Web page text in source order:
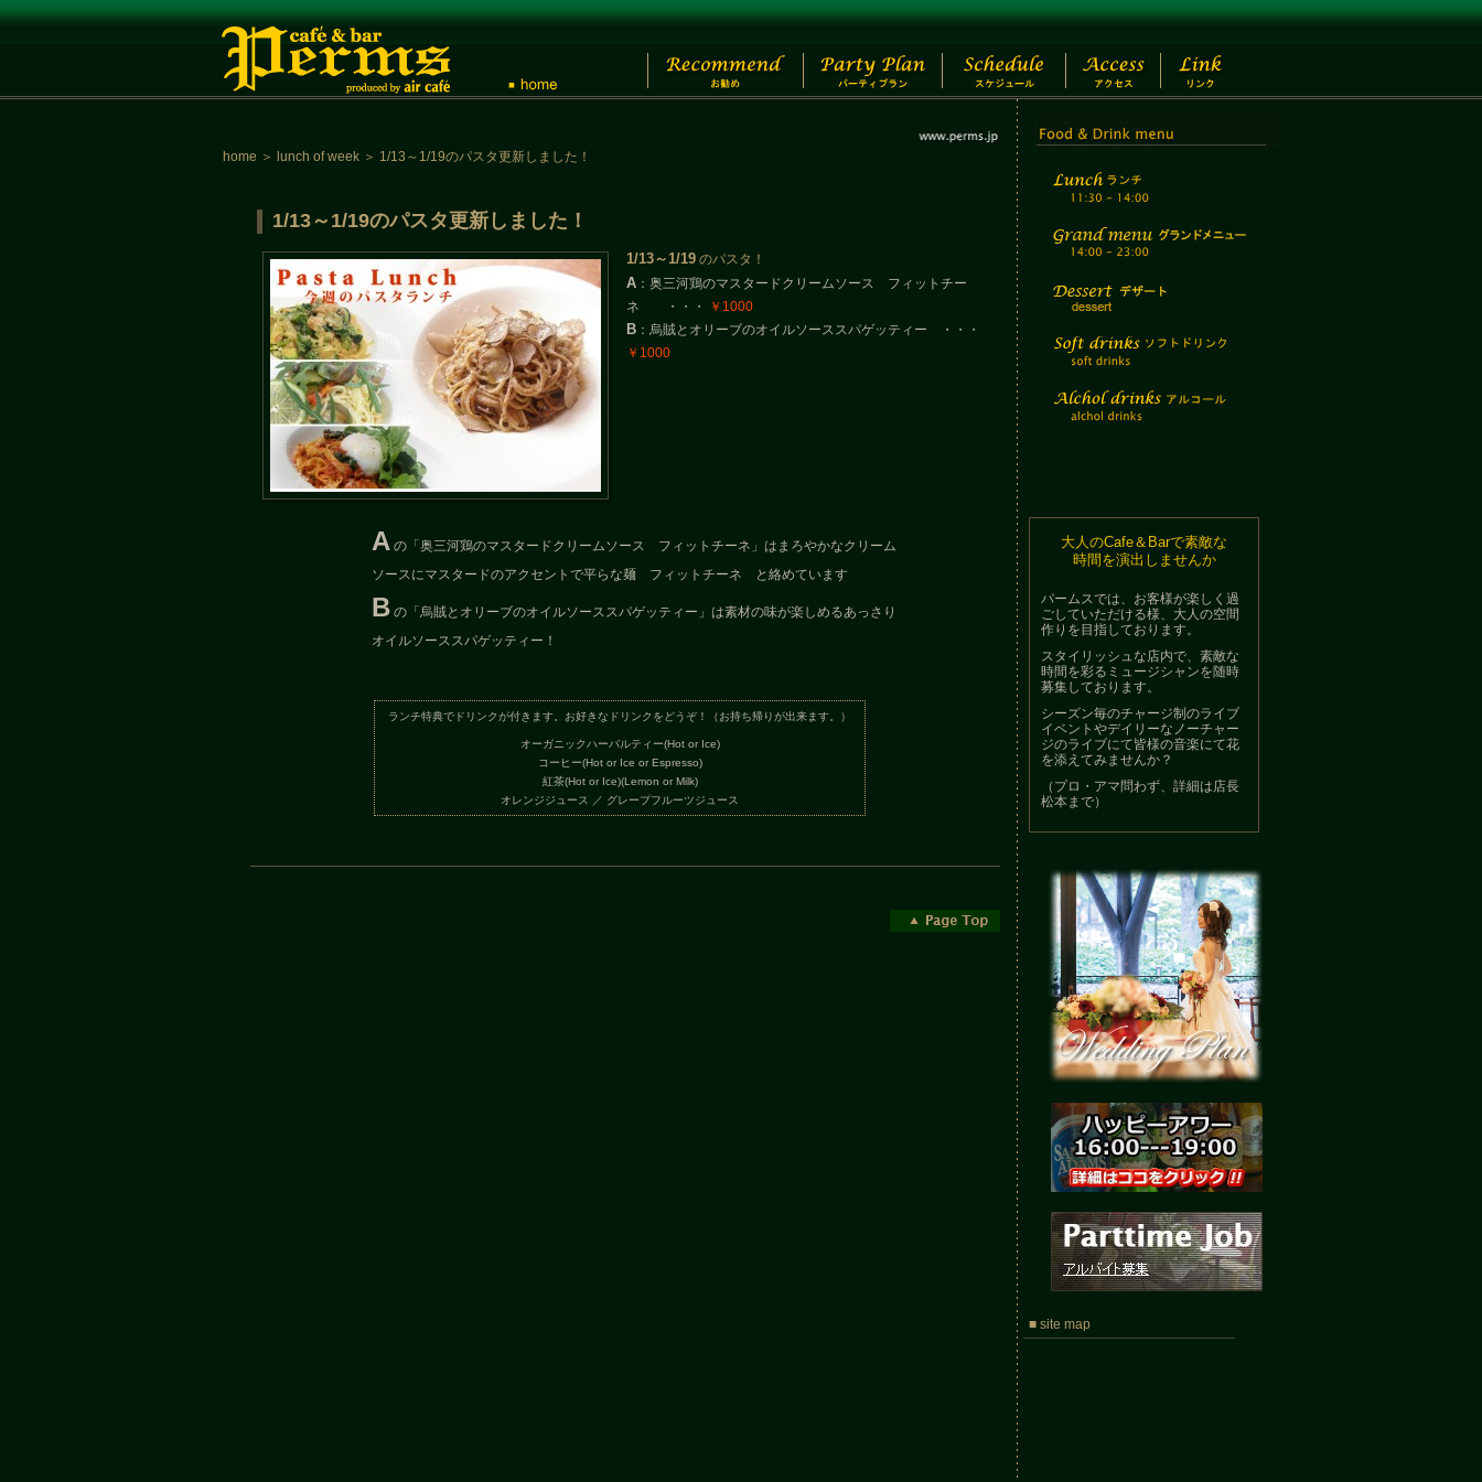
home ＞ lunch of week ＞ 1/13～1/19のパスタ更新しました！
1/13～1/19のパスタ更新しました！
1/13～1/19 のパスタ！
A ：奥三河鶏のマスタードクリームソース フィットチー
ネ ・・・
￥1000
B ：烏賊とオリーブのオイルソーススパゲッティー ・・・
￥1000
A の「奥三河鶏のマスタードクリームソース フィットチーネ」はまろやかなクリーム
ソースにマスタードのアクセントで平らな麺 フィットチーネ と絡めています
B の「烏賊とオリーブのオイルソーススパゲッティー」は素材の味が楽しめるあっさり
オイルソーススパゲッティー！
ランチ特典でドリンクが付きます。お好きなドリンクをどうぞ！（お持ち帰りが出来ます。）
オーガニックハーバルティー(Hot or Ice)
コーヒー(Hot or Ice or Espresso)
紅茶(Hot or Ice)(Lemon or Milk)
オレンジジュース ／ グレープフルーツジュース
大人のCafe＆Barで素敵な
時間を演出しませんか
パームスでは、お客様が楽しく過
ごしていただける様、大人の空間
作りを目指しております。
スタイリッシュな店内で、素敵な
時間を彩るミュージシャンを随時
募集しております。
シーズン毎のチャージ制のライブ
イベントやデイリーなノーチャー
ジのライブにて皆様の音楽にて花
を添えてみませんか？
（プロ・アマ問わず、詳細は店長
松本まで）
■ site map